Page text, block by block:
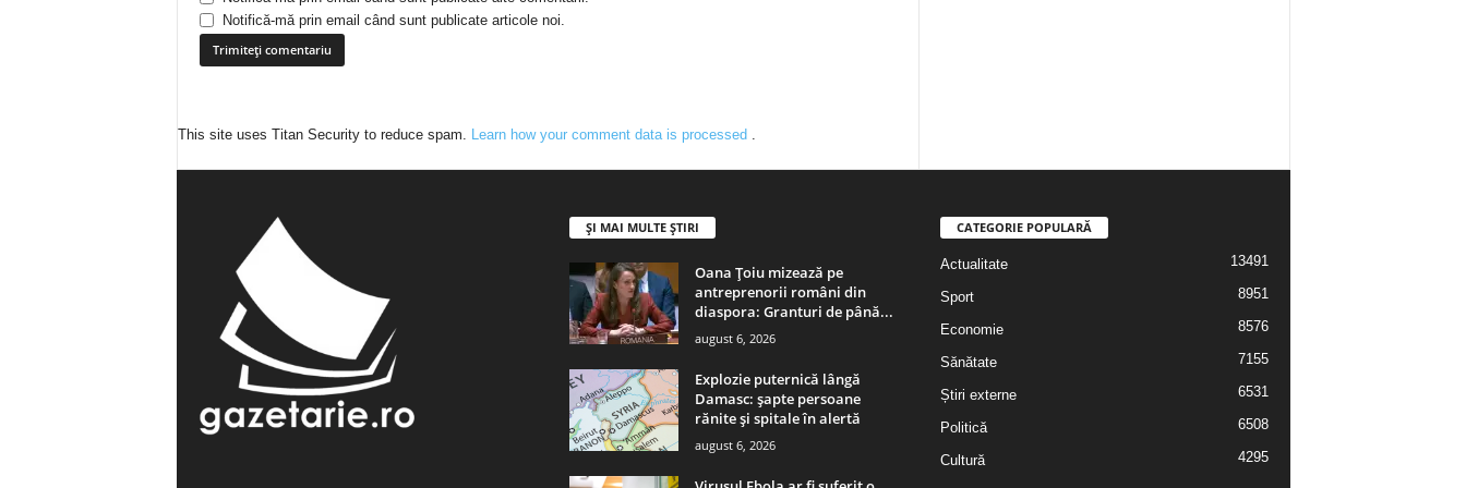
Notifică-mă prin email când sunt publicate articole noi.
This site uses Titan Security to reduce spam. Learn how your comment data is processed .
ȘI MAI MULTE ȘTIRI
Oana Țoiu mizează pe
antreprenorii români din
diaspora: Granturi de până...
august 6, 2026
Explozie puternică lângă
Damasc: șapte persoane
rănite și spitale în alertă
august 6, 2026
CATEGORIE POPULARĂ
Actualitate 13491
Sport 8951
Economie 8576
Sănătate 7155
Știri externe 6531
Politică 6508
Cultură 4295